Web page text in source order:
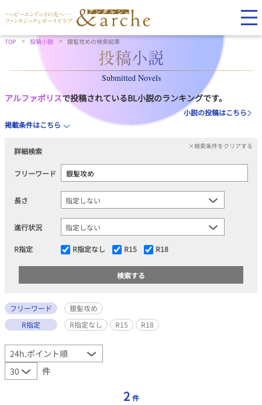
TOP 投稿小説 銀髪攻めの検索結果
Submitted Novels
アルファポリスで投稿されているBL小説のランキングです。
小説の投稿はこちら
掲載条件はこちら
詳細検索
×検索条件をクリアする
フリーワード
長さ
進行状況
R指定 R指定なし R15 R18
フリーワード
銀髪攻め
R指定
R指定なし R15 R18
件
2 件